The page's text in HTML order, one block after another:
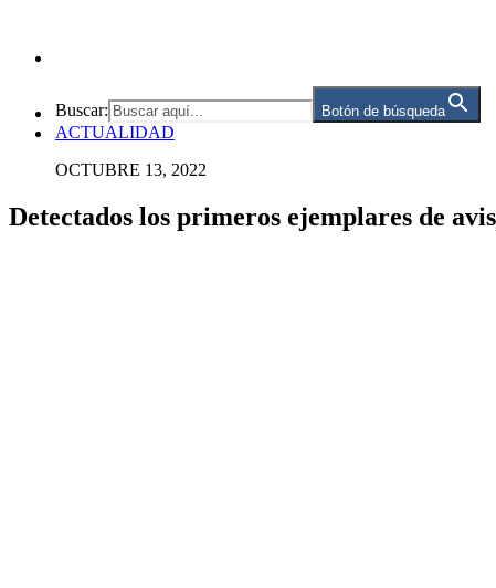
Buscar: Botón de búsqueda
ACTUALIDAD
OCTUBRE 13, 2022
Detectados los primeros ejemplares de